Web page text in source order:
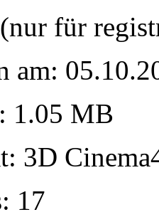
für
am:
1.05 MB
3D
17